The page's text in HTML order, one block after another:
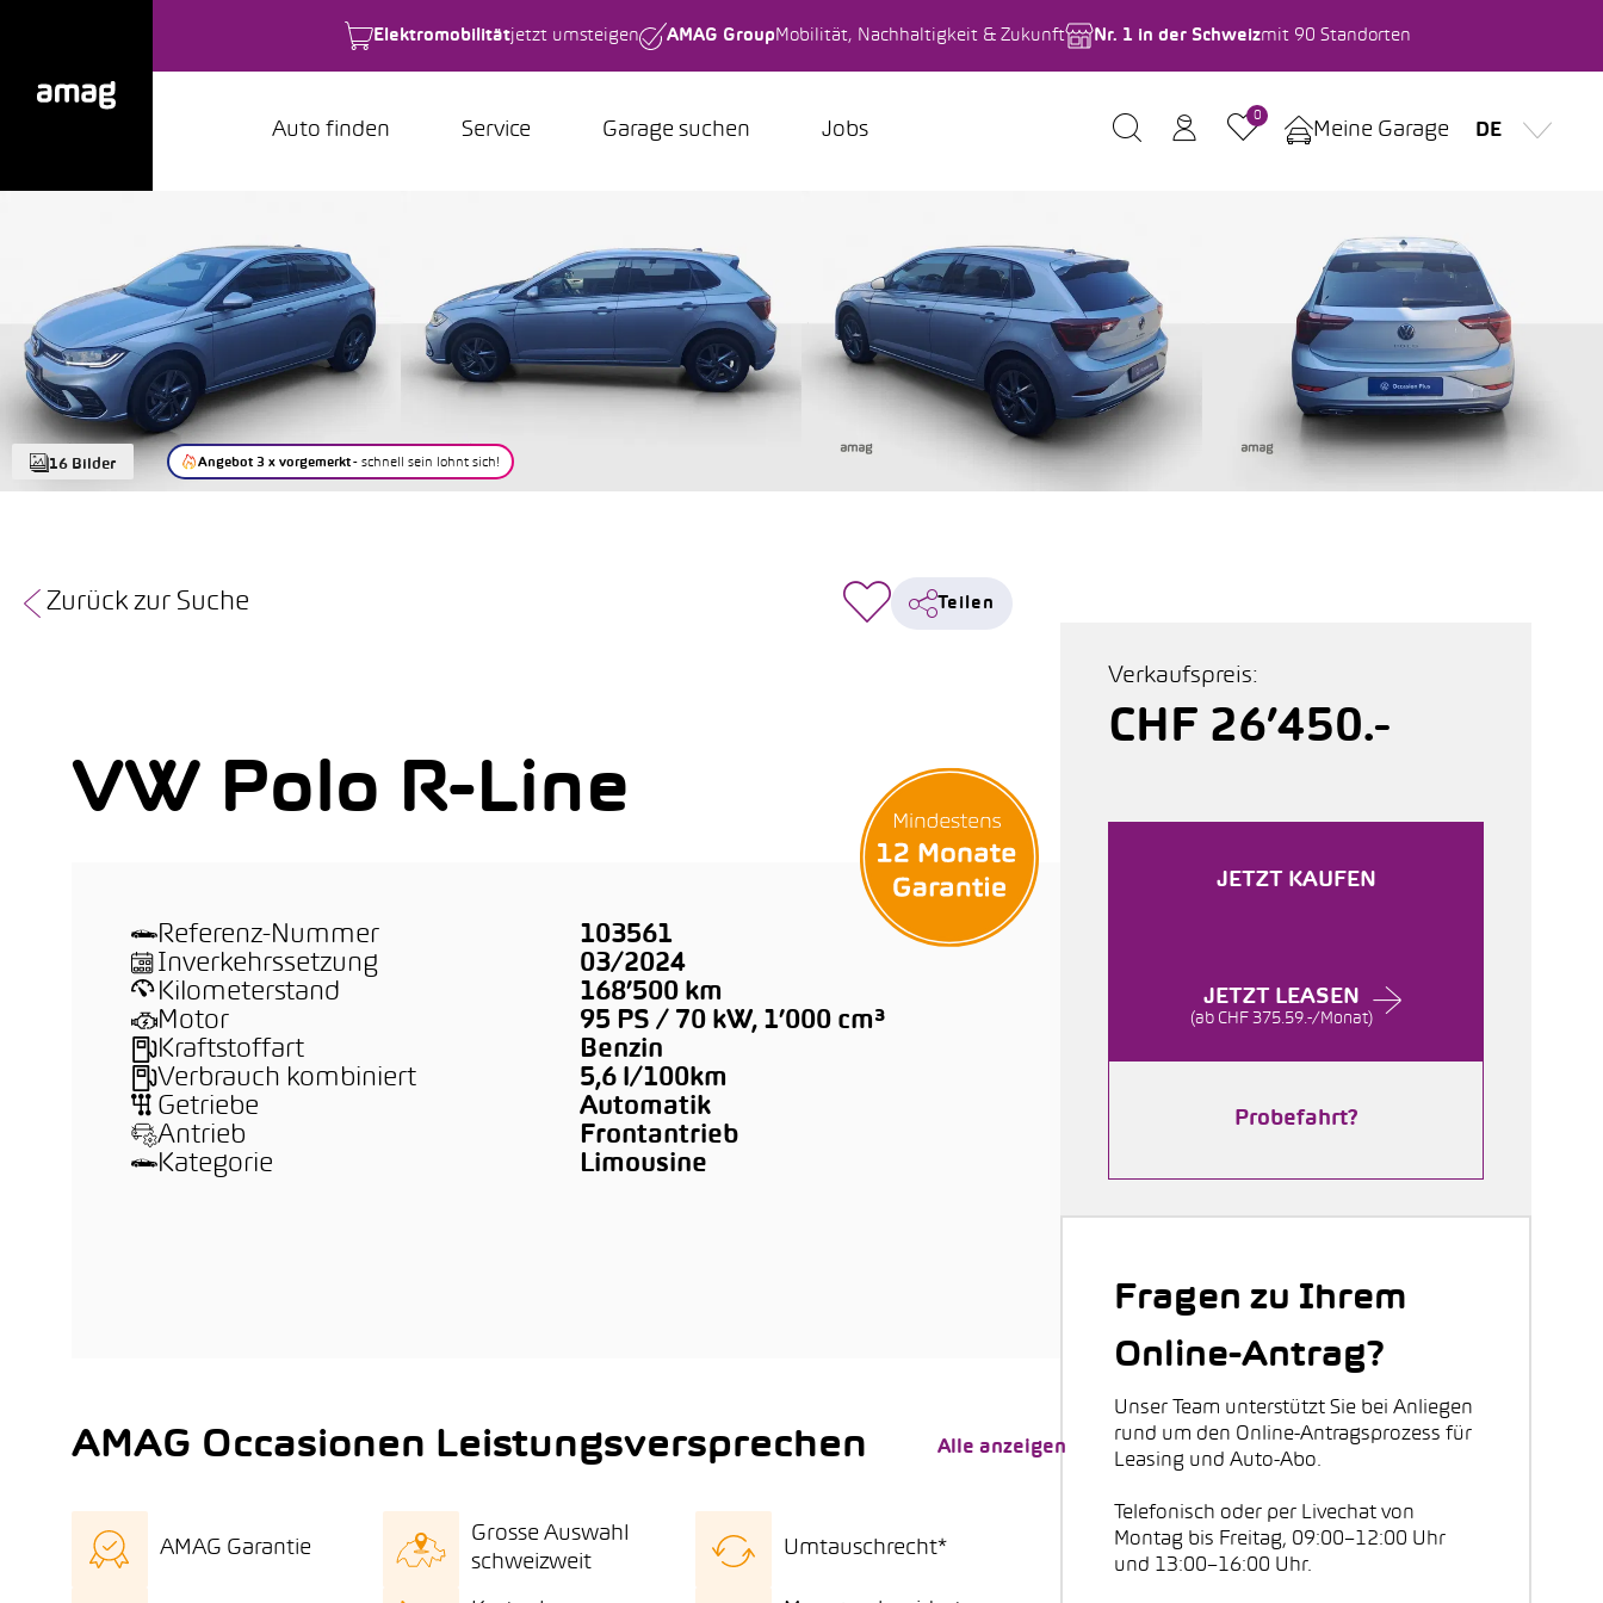
Elektromobilitätjetzt umsteigen AMAG Group Mobilität, Nachhaltigkeit & Zukunft Nr. 1 in der Schweizmit 90 Standorten
Auto finden Service Garage suchen Jobs
0
Meine Garage DE
16 Bilder Angebot 3 x vorgemerkt - schnell sein lohnt sich!
Zurück zur Suche Teilen
VW Polo R-Line
Referenz-Nummer
103561
Inverkehrssetzung
03/2024
Kilometerstand
168’500 km
Motor
95 PS / 70 kW, 1’000 cm³
Kraftstoffart
Benzin
Verbrauch kombiniert
5,6 l/100km
Getriebe
Automatik
Antrieb
Frontantrieb
Kategorie
Limousine
AMAG Occasionen Leistungsversprechen Alle anzeigen
AMAG Garantie
Grosse Auswahl
schweizweit
Umtauschrecht*
Verkaufspreis:
CHF 26’450.-
JETZT KAUFEN
JETZT LEASEN
(ab CHF 375.59.-/Monat)
Probefahrt?
Fragen zu Ihrem
Online-Antrag?
Unser Team unterstützt Sie bei Anliegen
rund um den Online-Antragsprozess für
Leasing und Auto-Abo.
Telefonisch oder per Livechat von
Montag bis Freitag, 09:00–12:00 Uhr
und 13:00–16:00 Uhr.